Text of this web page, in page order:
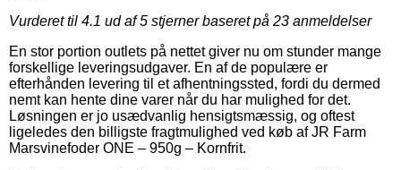
Vurderet til 4.1 ud af 5 stjerner baseret på 23 anmeldelser
En stor portion outlets på nettet giver nu om stunder mange
forskellige leveringsudgaver. En af de populære er
efterhånden levering til et afhentningssted, fordi du dermed
nemt kan hente dine varer når du har mulighed for det.
Løsningen er jo usædvanlig hensigtsmæssig, og oftest
ligeledes den billigste fragtmulighed ved køb af JR Farm
Marsvinefoder ONE – 950g – Kornfrit.